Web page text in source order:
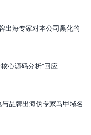
出海专家对本公司黑化的
心源码分析”回应
品牌出海伪专家马甲域名